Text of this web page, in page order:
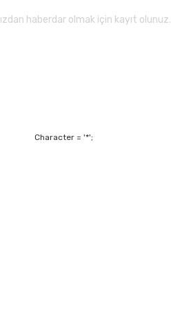
haberdar olmak için kayıt olunuz.
Character = '*';